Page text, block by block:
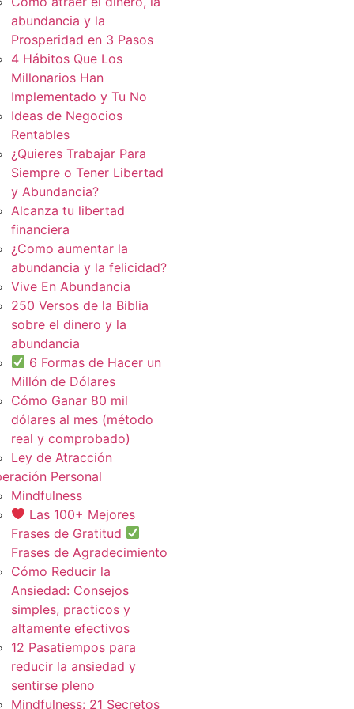
abundancia y la
Prosperidad en 3 Pasos
4 Hábitos Que Los
Millonarios Han
Implementado y Tu No
Ideas de Negocios
Rentables
¿Quieres Trabajar Para
Siempre o Tener Libertad
y Abundancia?
Alcanza tu libertad
financiera
¿Como aumentar la
abundancia y la felicidad?
Vive En Abundancia
250 Versos de la Biblia
sobre el dinero y la
abundancia
6 Formas de Hacer un
Millón de Dólares
Cómo Ganar 80 mil
dólares al mes (método
real y comprobado)
Ley de Atracción
Personal
Mindfulness
Las 100+ Mejores
Frases de Gratitud
Frases de Agradecimiento
Cómo Reducir la
Ansiedad: Consejos
simples, practicos y
altamente efectivos
12 Pasatiempos para
reducir la ansiedad y
sentirse pleno
Mindfulness: 21 Secretos